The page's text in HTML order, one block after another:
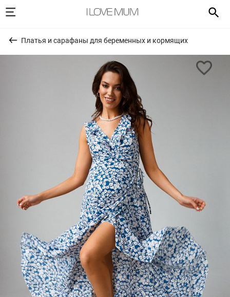
Платья и сарафаны для беременных и кормящих